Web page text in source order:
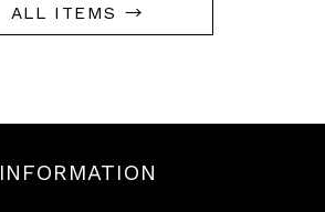
ALL ITEMS →
INFORMATION